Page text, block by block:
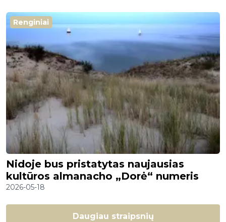
Renginiai
Nidoje bus pristatytas naujausias
kultūros almanacho „Dorė“ numeris
2026-05-18
Daugiau straipsnių